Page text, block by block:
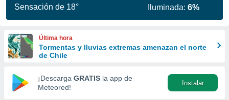
a este
las
y
forma
digital
basada
Sensación de 18°
Iluminada:6%
Última hora
Tormentas y lluvias extremas amenazan el norte
de Chile
¡Descarga GRATIS la app de
Meteored!
Instalar